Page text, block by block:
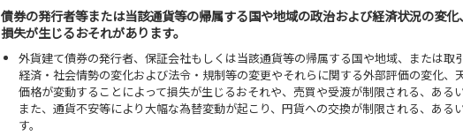
債券の発行者等または当該通貨等の帰属する国や地域の政治および経済状況の変
損失が生じるおそれがあります。
外貨建て債券の発行者、保証会社もしくは当該通貨等の帰属する国や地域、または取
経済・社会情勢の変化および法令・規制等の変更やそれらに関する外部評価の変化、
価格が変動することによって損失が生じるおそれや、売買や受渡が制限される、ある
また、通貨不安等により大幅な為替変動が起こり、円貨への交換が制限される、ある
す。